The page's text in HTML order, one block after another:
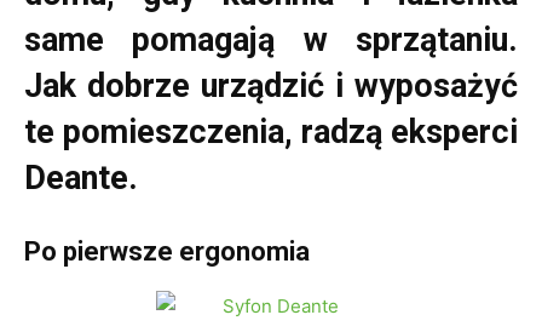
same pomagają w sprzątaniu.
Jak dobrze urządzić i wyposażyć
te pomieszczenia, radzą eksperci
Deante.
Po pierwsze ergonomia